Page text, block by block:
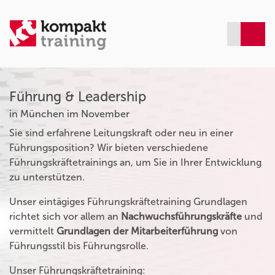
Führung & Leadership
in München im November
Sie sind erfahrene Leitungskraft oder neu in einer
Führungsposition? Wir bieten verschiedene
Führungskräftetrainings an, um Sie in Ihrer Entwicklung
zu unterstützen.
Unser eintägiges Führungskräftetraining Grundlagen
richtet sich vor allem an Nachwuchsführungskräfte und
vermittelt Grundlagen der Mitarbeiterführung von
Führungsstil bis Führungsrolle.
Unser Führungskräftetraining: